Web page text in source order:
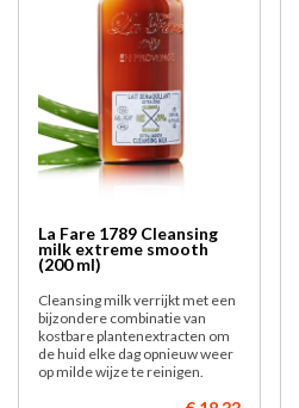
La Fare 1789 Cleansing
milk extreme smooth
(200 ml)
Cleansing milk verrijkt met een
bijzondere combinatie van
kostbare plantenextracten om
de huid elke dag opnieuw weer
op milde wijze te reinigen.